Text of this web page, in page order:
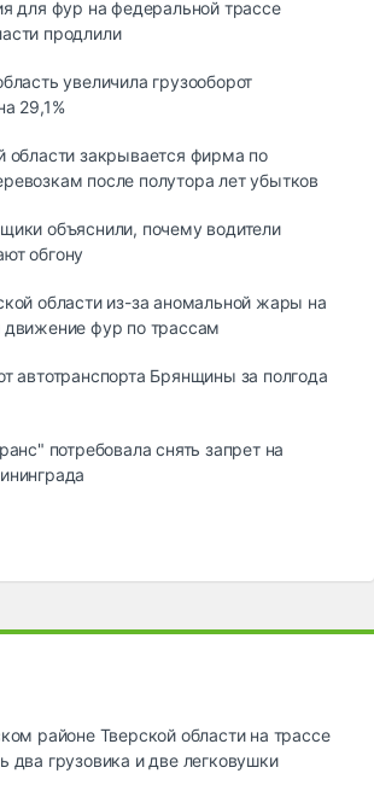
для фур на федеральной трассе
продлили
увеличила грузооборот
29,1%
области закрывается фирма по
после полутора лет убытков
объяснили, почему водители
обгону
области из-за аномальной жары на
движение фур по трассам
автотранспорта Брянщины за полгода
потребовала снять запрет на
районе Тверской области на трассе
два грузовика и две легковушки